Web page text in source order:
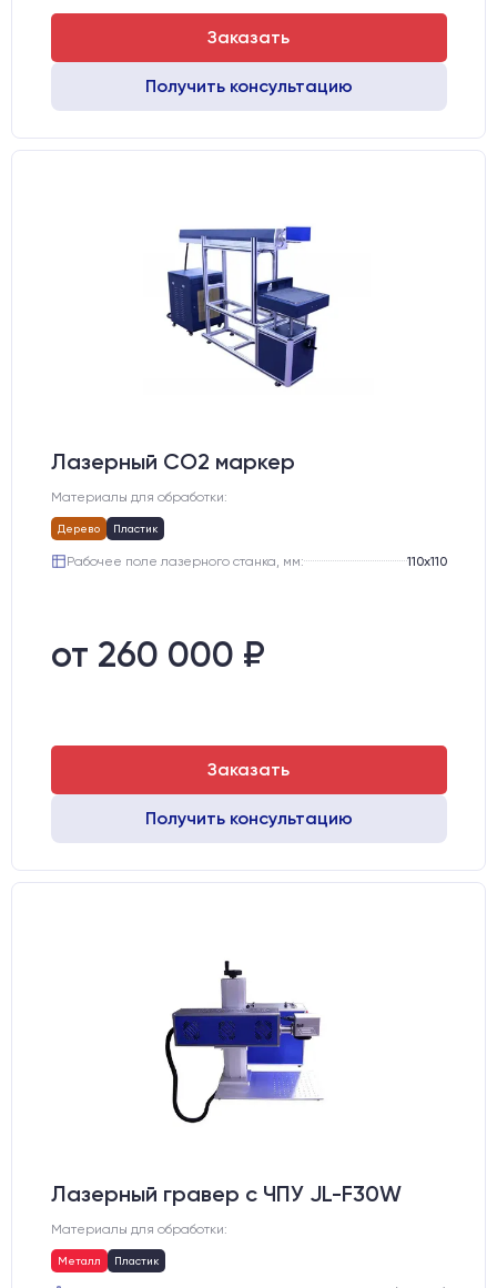
Заказать
Получить консультацию
Лазерный СО2 маркер
Материалы для обработки:
Дерево Пластик
Рабочее поле лазерного станка, мм: 110х110
от 260 000 ₽
Заказать
Получить консультацию
Лазерный гравер с ЧПУ JL-F30W
Материалы для обработки:
Металл Пластик